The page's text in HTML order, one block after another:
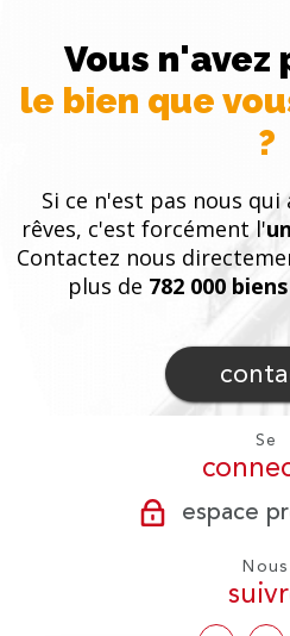
Vous n'avez
le bien que
?
Si ce n'est pas nous qui
rêves, c'est forcément l'
Contactez nous
plus de 782 000
Se
espace
Nous